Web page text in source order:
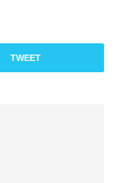
TWEET